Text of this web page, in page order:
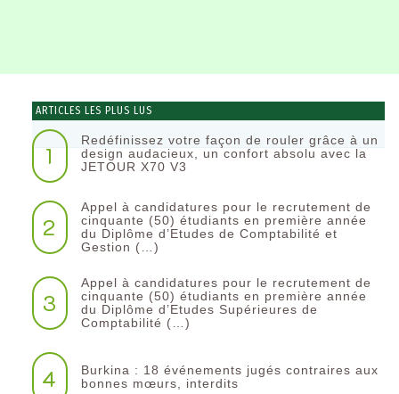
ARTICLES LES PLUS LUS
1
Redéfinissez votre façon de rouler grâce à un
design audacieux, un confort absolu avec la
JETOUR X70 V3
2
Appel à candidatures pour le recrutement de
cinquante (50) étudiants en première année
du Diplôme d’Etudes de Comptabilité et
Gestion (…)
3
Appel à candidatures pour le recrutement de
cinquante (50) étudiants en première année
du Diplôme d’Etudes Supérieures de
Comptabilité (…)
4
Burkina : 18 événements jugés contraires aux
bonnes mœurs, interdits